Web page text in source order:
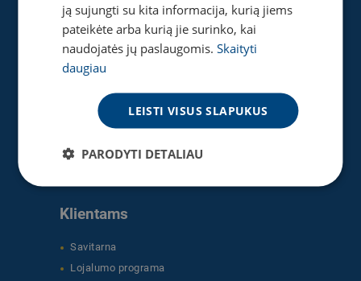
Naudinga
Gaukite pasiūlymą
Tinklaraštis
Akcijos
Greičio matuoklė
Klientams
Savitarna
Lojalumo programa
ją sujungti su kita informacija, kurią jiems
pateikėte arba kurią jie surinko, kai
naudojatės jų paslaugomis. Skaityti
daugiau
LEISTI VISUS SLAPUKUS
PARODYTI DETALIAU